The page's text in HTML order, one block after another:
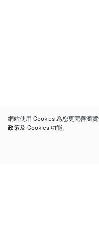
網站使用 Cookies 為您更完善瀏
政策及 Cookies 功能。